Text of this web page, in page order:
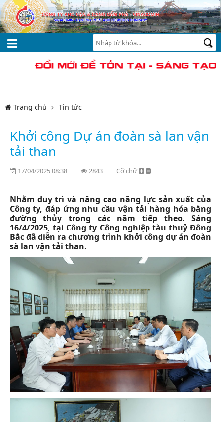
Trang chủ Tin tức
Khởi công Dự án đoàn sà lan vận
tải than
17/04/2025 08:38 2843 Cỡ chữ
Nhằm duy trì và nâng cao năng lực sản xuất của
Công ty, đáp ứng nhu cầu vận tải hàng hóa bằng
đường thủy trong các năm tiếp theo. Sáng
16/4/2025, tại Công ty Công nghiệp tàu thuỷ Đông
Bắc đã diễn ra chương trình khởi công dự án đoàn
sà lan vận tải than.